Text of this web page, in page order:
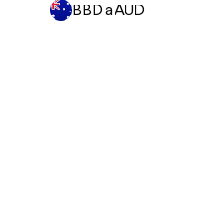
BBD a AUD